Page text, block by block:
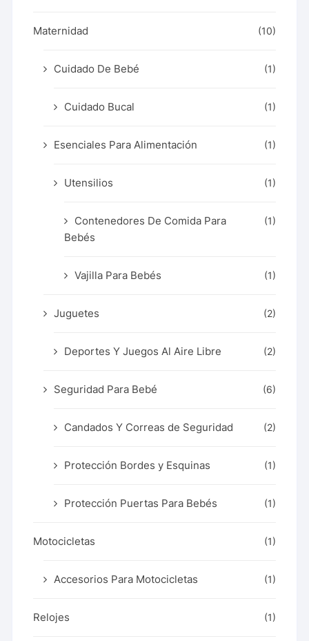
Maternidad (10)
Cuidado De Bebé (1)
Cuidado Bucal (1)
Esenciales Para Alimentación (1)
Utensilios (1)
Contenedores De Comida Para
Bebés
(1)
Vajilla Para Bebés (1)
Juguetes (2)
Deportes Y Juegos Al Aire Libre (2)
Seguridad Para Bebé (6)
Candados Y Correas de Seguridad (2)
Protección Bordes y Esquinas (1)
Protección Puertas Para Bebés (1)
Motocicletas (1)
Accesorios Para Motocicletas (1)
Relojes (1)